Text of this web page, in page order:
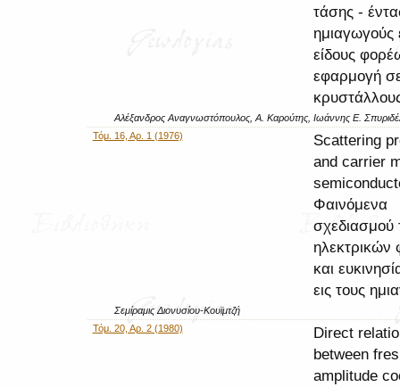
τάσης -
ημιαγωγούς
είδους
εφαρμογή
Αλέξανδρος Αναγνωστόπουλος, Α. Καρούτης, Ιωάννης Ε.
Τόμ. 16, Αρ. 1 (1976)
Scattering
and carrier
Φαινόμενα
σχεδιασμού
ηλεκτρικών
και
εις τους
Σεμίραμις Διονυσίου-Κουϊμτζή
Τόμ. 20, Αρ. 2 (1980)
Direct
between
amplitude